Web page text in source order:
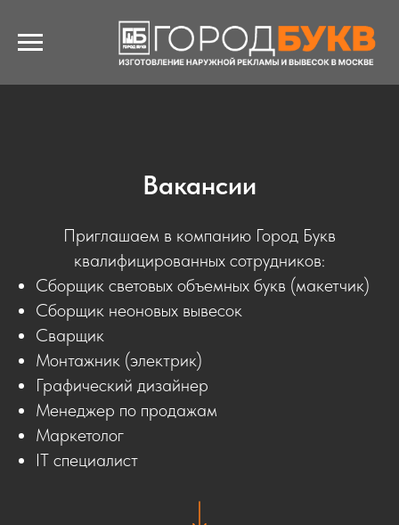
Вакансии
Приглашаем в компанию Город Букв
квалифицированных сотрудников:
Сборщик световых объемных букв (макетчик)
Сборщик неоновых вывесок
Сварщик
Монтажник (электрик)
Графический дизайнер
Менеджер по продажам
Маркетолог
IT специалист